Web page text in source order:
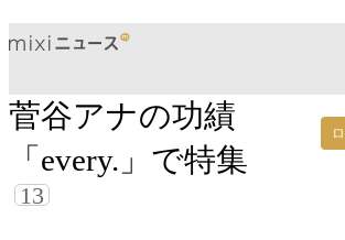
菅谷アナの功績
「every.」で特集
13